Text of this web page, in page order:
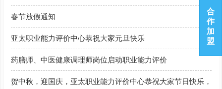
春节放假通知
亚太职业能力评价中心恭祝大家元旦快乐
药膳师、中医健康调理师岗位启动职业能力评价
贺中秋，迎国庆，亚太职业能力评价中心恭祝大家节日快乐，
合
作
加
盟